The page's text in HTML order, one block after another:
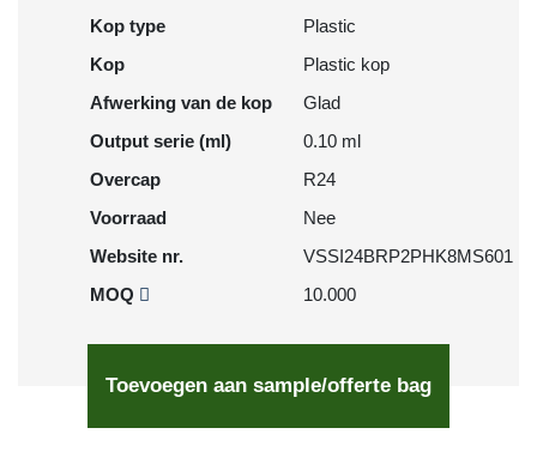
Kop type
Plastic
Kop
Plastic kop
Afwerking van de kop
Glad
Output serie (ml)
0.10 ml
Overcap
R24
Voorraad
Nee
Website nr.
VSSI24BRP2PHK8MS601
MOQ
10.000
Toevoegen aan sample/offerte bag